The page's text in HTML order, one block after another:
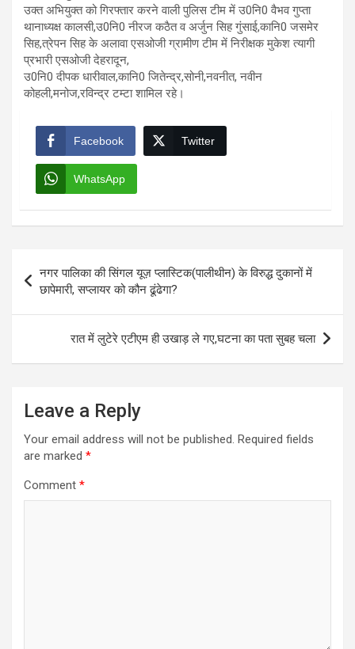
उक्त अभियुक्त को गिरफ्तार करने वाली पुलिस टीम में उ0नि0 वैभव गुप्ता
थानाध्यक्ष कालसी,उ0नि0 नीरज कठैत व अर्जुन सिह गुंसाई,कानि0 जसमेर
सिह,त्रेपन सिह के अलावा एसओजी ग्रामीण टीम में निरीक्षक मुकेश त्यागी
प्रभारी एसओजी देहरादून,
उ0नि0 दीपक धारीवाल,कानि0 जितेन्द्र,सोनी,नवनीत, नवीन
कोहली,मनोज,रविन्द्र टम्टा शामिल रहे।
Facebook Twitter
WhatsApp
navigation
नगर पालिका की सिंगल यूज़ प्लास्टिक(पालीथीन) के विरुद्ध दुकानों में
छापेमारी, सप्लायर को कौन ढूंढेगा?
रात में लुटेरे एटीएम ही उखाड़ ले गए,घटना का पता सुबह चला
Leave a Reply
Your email address will not be published. Required fields
are marked *
Comment *